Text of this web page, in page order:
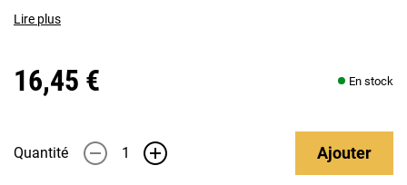
Lire plus
16,45 € En stock
Quantité - + Ajouter